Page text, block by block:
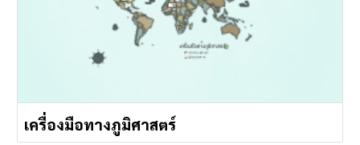
เครื่องมือทางภูมิศาสตร์